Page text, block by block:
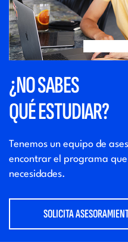
¿NO SABES
QUÉ ESTUDIAR?
Tenemos un equipo de
encontrar el programa que
necesidades.
SOLICITA